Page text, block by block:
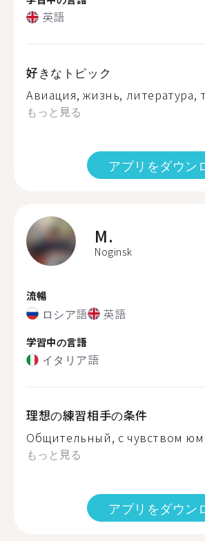
英語
好きなトピック
Авиация, жизнь, литература,
もっと見る
アプリをダウン
M.
Noginsk
流暢
ロシア語 英語
学習中の言語
イタリア語
理想の練習相手の条件
Общительный, с чувством
もっと見る
アプリをダウン